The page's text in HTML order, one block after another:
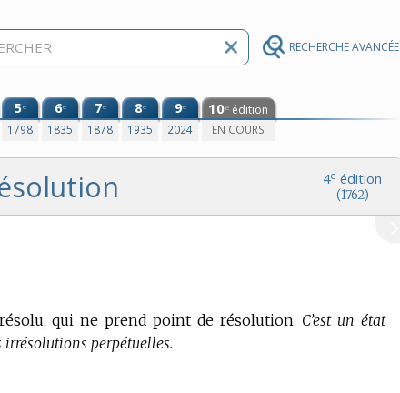
RECHERCHE AVANCÉE
5e
1798
6e
1835
7e
1878
8e
1935
9e
2024
10e édition
EN COURS
4e édition
(1762)
qui ne prend point de résolution. C’est un état
irrésolutions perpétuelles.